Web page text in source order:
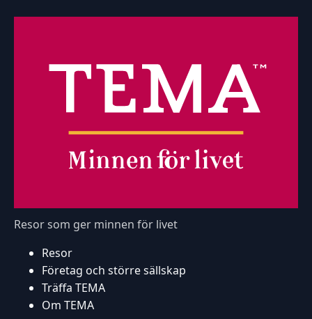
Resor som ger minnen för livet
Resor
Företag och större sällskap
Träffa TEMA
Om TEMA